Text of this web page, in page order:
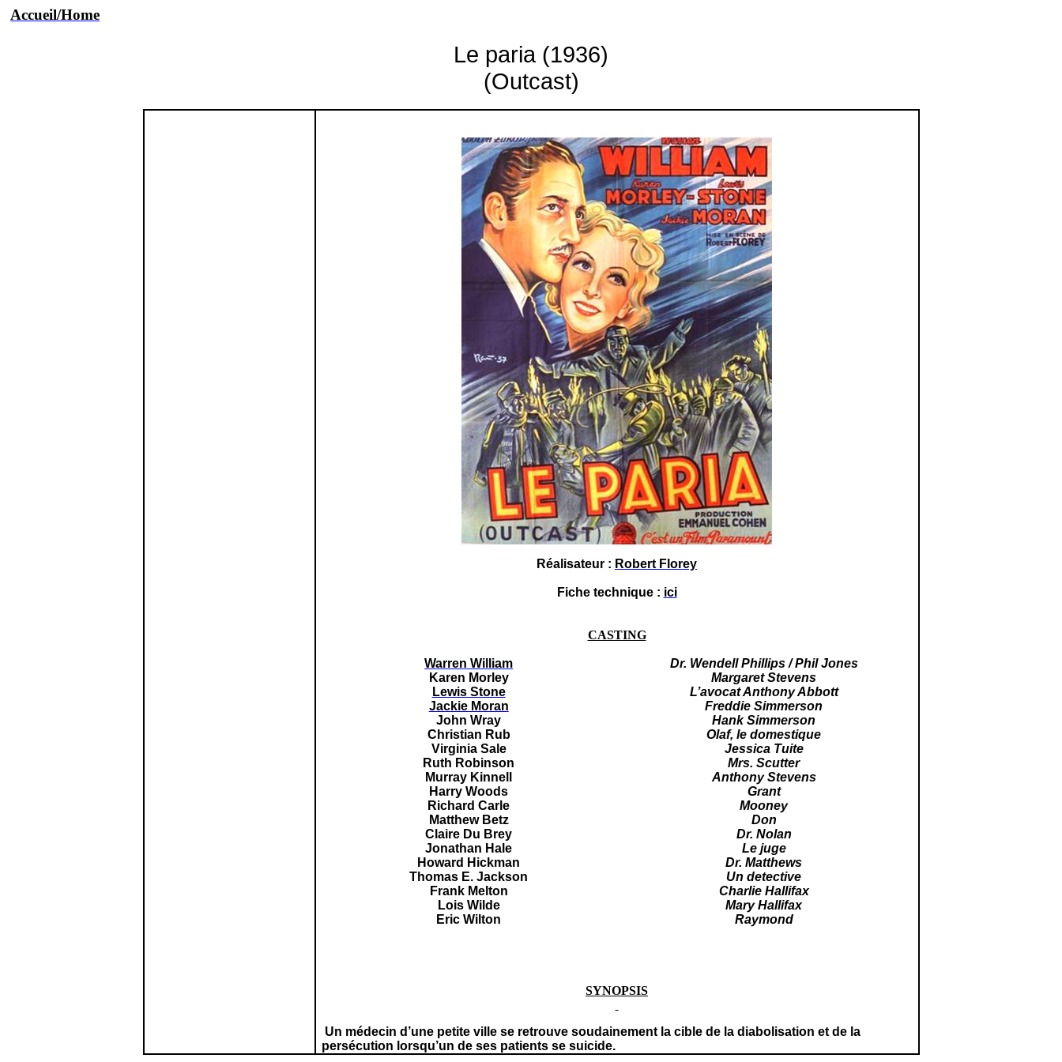
Accueil/Home
Le paria (1936)
(Outcast)
Réalisateur : Robert Florey
Fiche technique : ici
CASTING
Warren William
Dr. Wendell Phillips / Phil Jones
Karen Morley
Margaret Stevens
Lewis Stone
L’avocatAnthony Abbott
Jackie Moran
Freddie Simmerson
John Wray
Hank Simmerson
Christian Rub
Olaf, le domestique
Virginia Sale
Jessica Tuite
Ruth Robinson
Mrs. Scutter
Murray Kinnell
Anthony Stevens
Harry Woods
Grant
Richard Carle
Mooney
Matthew Betz
Don
Claire Du Brey
Dr. Nolan
Jonathan Hale
Le juge
Howard Hickman
Dr. Matthews
Thomas E. Jackson
Un detective
Frank Melton
Charlie Hallifax
Lois Wilde
Mary Hallifax
Eric Wilton
Raymond
SYNOPSIS
Un médecin d’une petite ville se retrouve soudainement la cible de la diabolisation et de la
persécution lorsqu’un de ses patients se suicide.